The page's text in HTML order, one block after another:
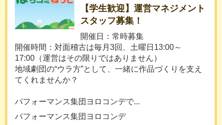
【学生歓迎】運営マネジメント
スタッフ募集！
開催日：常時募集
開催時間：対面稽古は毎月3回、土曜日13:00～
17:00（運営はその限りではありません）
地域劇団の“ウラ方”として、一緒に作品づくりを支え
てくれませんか？
パフォーマンス集団ヨロコンデで...
パフォーマンス集団ヨロコンデ